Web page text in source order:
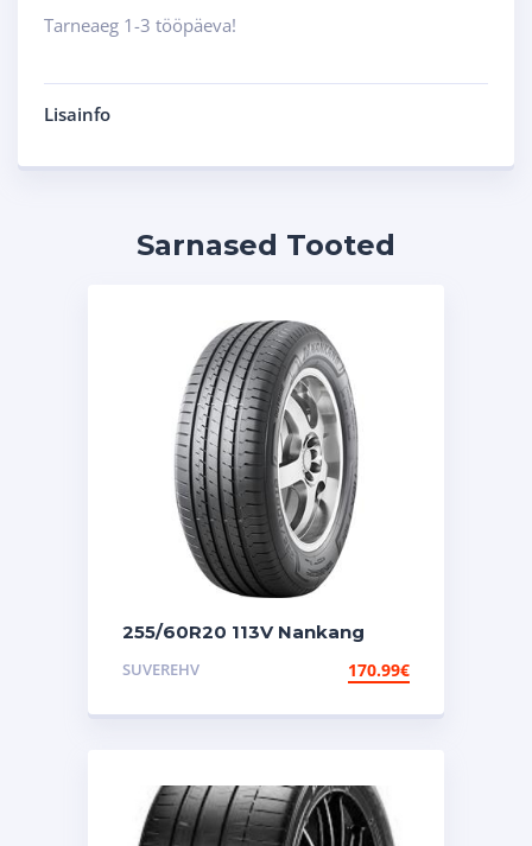
Tarneaeg 1-3 tööpäeva!
Lisainfo
Sarnased Tooted
255/60R20 113V Nankang
SUVEREHV 170.99€